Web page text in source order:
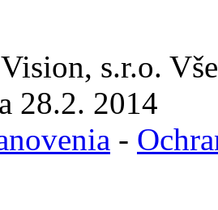
s.r.o.
28.2. 2014
-